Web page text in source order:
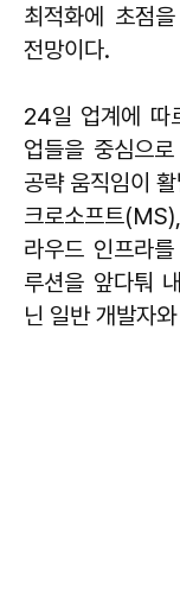
최적화에 초점
전망이다.
24일 업계에 따
업들을 중심으
공략 움직임이
크로소프트
라우드 인프라
루션을 앞다퉈
닌 일반 개발자